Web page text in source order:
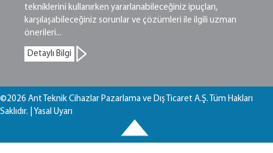
tekniklerini kullanırken yararlanabileceğiniz ipuçları,
karşılaşabileceğiniz sorunlar ve çözümleri ile ilgili uzman
önerileri...
Detaylı Bilgi
©2026 Ant Teknik Cihazlar Pazarlama ve Dış Ticaret A.Ş. Tüm Hakları
Saklıdır. | Yasal Uyarı